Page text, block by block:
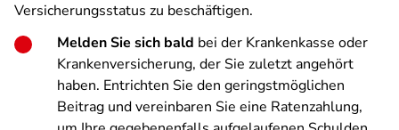
Versicherungsstatus zu beschäftigen.
Melden Sie sich bald bei der Krankenkasse oder
Krankenversicherung, der Sie zuletzt angehört
haben. Entrichten Sie den geringstmöglichen
Beitrag und vereinbaren Sie eine Ratenzahlung,